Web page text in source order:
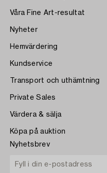
Våra Fine Art-resultat
Nyheter
Hemvärdering
Kundservice
Transport och uthämtning
Private Sales
Värdera & sälja
Köpa på auktion
Nyhetsbrev